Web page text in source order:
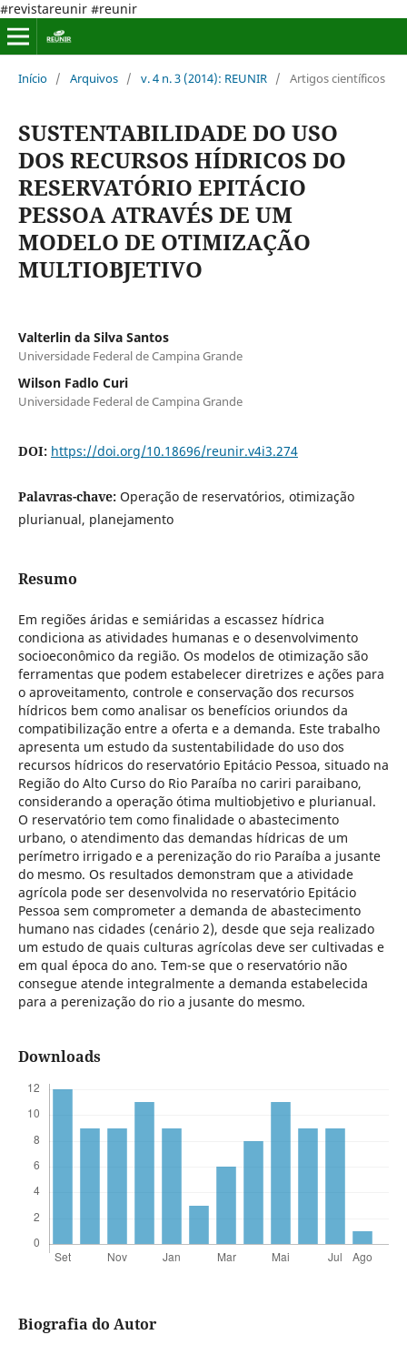
#revistareunir #reunir
Início / Arquivos / v. 4 n. 3 (2014): REUNIR / Artigos científicos
SUSTENTABILIDADE DO USO
DOS RECURSOS HÍDRICOS DO
RESERVATÓRIO EPITÁCIO
PESSOA ATRAVÉS DE UM
MODELO DE OTIMIZAÇÃO
MULTIOBJETIVO
Valterlin da Silva Santos
Universidade Federal de Campina Grande
Wilson Fadlo Curi
Universidade Federal de Campina Grande
DOI: https://doi.org/10.18696/reunir.v4i3.274
Palavras-chave: Operação de reservatórios, otimização
plurianual, planejamento
Resumo
Em regiões áridas e semiáridas a escassez hídrica
condiciona as atividades humanas e o desenvolvimento
socioeconômico da região. Os modelos de otimização são
ferramentas que podem estabelecer diretrizes e ações para
o aproveitamento, controle e conservação dos recursos
hídricos bem como analisar os benefícios oriundos da
compatibilização entre a oferta e a demanda. Este trabalho
apresenta um estudo da sustentabilidade do uso dos
recursos hídricos do reservatório Epitácio Pessoa, situado na
Região do Alto Curso do Rio Paraíba no cariri paraibano,
considerando a operação ótima multiobjetivo e plurianual.
O reservatório tem como finalidade o abastecimento
urbano, o atendimento das demandas hídricas de um
perímetro irrigado e a perenização do rio Paraíba a jusante
do mesmo. Os resultados demonstram que a atividade
agrícola pode ser desenvolvida no reservatório Epitácio
Pessoa sem comprometer a demanda de abastecimento
humano nas cidades (cenário 2), desde que seja realizado
um estudo de quais culturas agrícolas deve ser cultivadas e
em qual época do ano. Tem-se que o reservatório não
consegue atende integralmente a demanda estabelecida
para a perenização do rio a jusante do mesmo.
Downloads
Biografia do Autor